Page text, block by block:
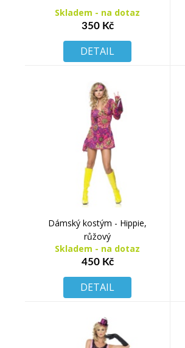
Skladem - na dotaz
350 Kč
DETAIL
Dámský kostým - Hippie,
růžový
Skladem - na dotaz
450 Kč
DETAIL